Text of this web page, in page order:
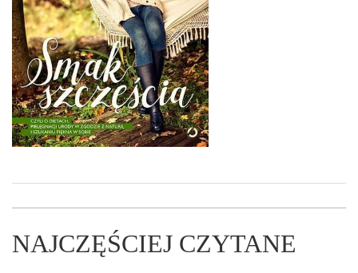
NAJCZĘŚCIEJ CZYTANE